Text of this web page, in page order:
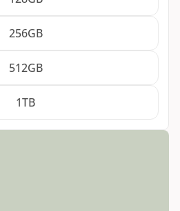
256GB
512GB
1TB